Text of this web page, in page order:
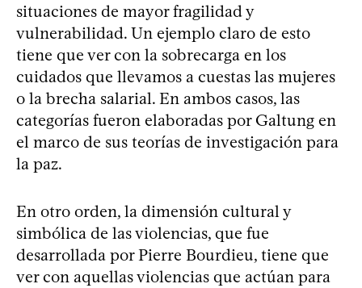
situaciones de mayor fragilidad y
vulnerabilidad. Un ejemplo claro de esto
tiene que ver con la sobrecarga en los
cuidados que llevamos a cuestas las mujeres
o la brecha salarial. En ambos casos, las
categorías fueron elaboradas por Galtung en
el marco de sus teorías de investigación para
la paz.
En otro orden, la dimensión cultural y
simbólica de las violencias, que fue
desarrollada por Pierre Bourdieu, tiene que
ver con aquellas violencias que actúan para